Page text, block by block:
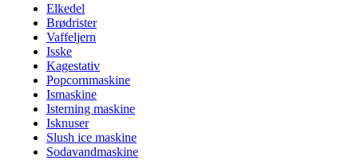
Elkedel
Brødrister
Vaffeljern
Isske
Kagestativ
Popcornmaskine
Ismaskine
Isterning maskine
Isknuser
Slush ice maskine
Sodavandmaskine